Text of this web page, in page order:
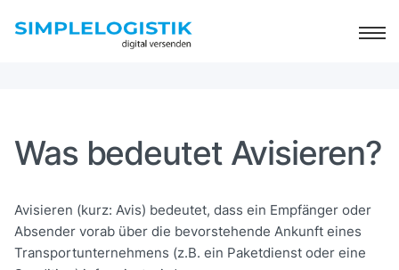
Was bedeutet Avisieren?
Avisieren (kurz: Avis) bedeutet, dass ein Empfänger oder
Absender vorab über die bevorstehende Ankunft eines
Transportunternehmens (z.B. ein Paketdienst oder eine